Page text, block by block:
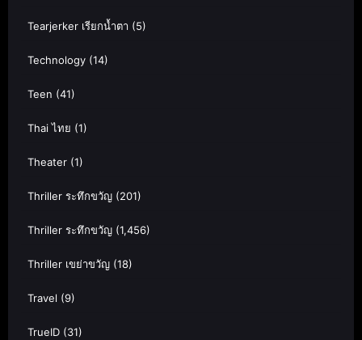
Tearjerker เรียกน้ำตา (5)
Technology (14)
Teen (41)
Thai ไทย (1)
Theater (1)
Thriller ระทึกขวัญ (201)
Thriller ระทึกขวัญ (1,456)
Thriller เขย่าขวัญ (18)
Travel (9)
TrueID (31)